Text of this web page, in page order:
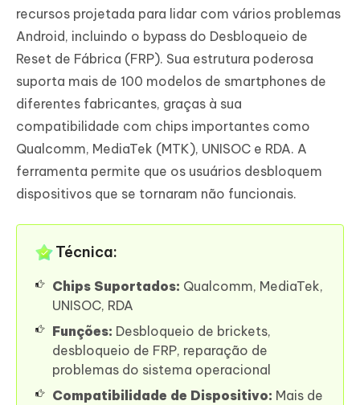
recursos projetada para lidar com vários problemas
Android, incluindo o bypass do Desbloqueio de
Reset de Fábrica (FRP). Sua estrutura poderosa
suporta mais de 100 modelos de smartphones de
diferentes fabricantes, graças à sua
compatibilidade com chips importantes como
Qualcomm, MediaTek (MTK), UNISOC e RDA. A
ferramenta permite que os usuários desbloquem
dispositivos que se tornaram não funcionais.
Técnica:
Chips Suportados: Qualcomm, MediaTek,
UNISOC, RDA
Funções: Desbloqueio de brickets,
desbloqueio de FRP, reparação de
problemas do sistema operacional
Compatibilidade de Dispositivo: Mais de